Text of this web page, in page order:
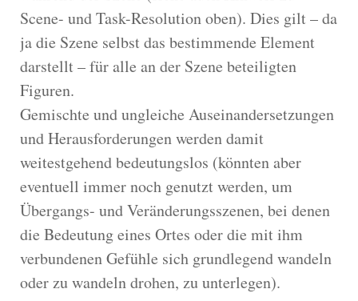
Scene- und Task-Resolution oben). Dies gilt – da
ja die Szene selbst das bestimmende Element
darstellt – für alle an der Szene beteiligten
Figuren.
Gemischte und ungleiche Auseinandersetzungen
und Herausforderungen werden damit
weitestgehend bedeutungslos (könnten aber
eventuell immer noch genutzt werden, um
Übergangs- und Veränderungsszenen, bei denen
die Bedeutung eines Ortes oder die mit ihm
verbundenen Gefühle sich grundlegend wandeln
oder zu wandeln drohen, zu unterlegen).